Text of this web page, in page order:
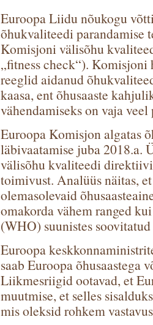
Euroopa Liidu nõukogu
õhukvaliteedi parandamise
Komisjoni välisõhu
„fitness check“).
reeglid aidanud
kaasa, ent õhusaaste
vähendamiseks on vaja
Euroopa Komisjon algatas
läbivaatamise juba 2018.a.
välisõhu kvaliteedi
toimivust. Analüüs näitas,
olemasolevaid
omakorda vähem ranged
(WHO) suunistes
Euroopa
saab Euroopa õhusaastega
Liikmesriigid ootavad, et
muutmise, et selles
mis oleksid rohkem